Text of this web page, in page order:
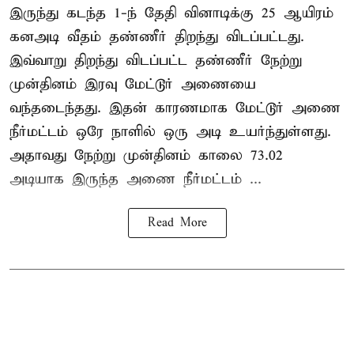
இருந்து கடந்த 1-ந் தேதி வினாடிக்கு 25 ஆயிரம்
கனஅடி வீதம் தண்ணீர் திறந்து விடப்பட்டது.
இவ்வாறு திறந்து விடப்பட்ட தண்ணீர் நேற்று
முன்தினம் இரவு மேட்டூர் அணையை
வந்தடைந்தது. இதன் காரணமாக மேட்டூர் அணை
நீர்மட்டம் ஒரே நாளில் ஒரு அடி உயர்ந்துள்ளது.
அதாவது நேற்று முன்தினம் காலை 73.02
அடியாக இருந்த அணை நீர்மட்டம் ...
Read More